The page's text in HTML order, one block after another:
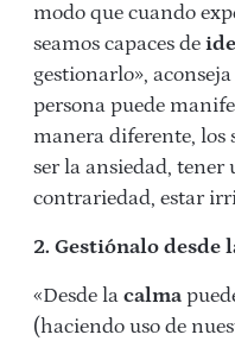
modo que cuando
seamos capaces de
gestionarlo»,
persona puede
manera diferente, los
ser la ansiedad,
contrariedad, estar
2. Gestiónalo desde
«Desde la calma
(haciendo uso de